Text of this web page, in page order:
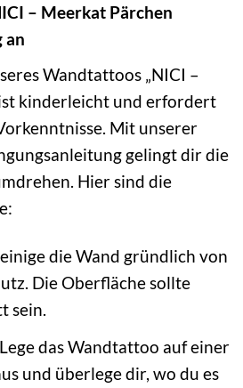
– Meerkat Pärchen
an
Wandtattoos „NICI –
kinderleicht und erfordert
Mit unserer
gelingt dir die
Hier sind die
die Wand gründlich von
Die Oberfläche sollte
sein.
Lege das Wandtattoo auf einer
und überlege dir, wo du es